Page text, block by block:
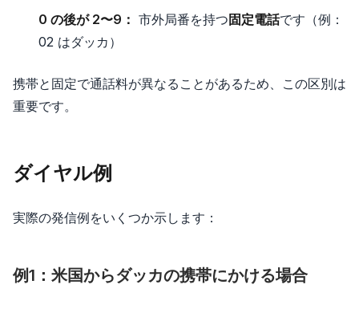
0 の後が 2〜9： 市外局番を持つ固定電話です（例：
02 はダッカ）
携帯と固定で通話料が異なることがあるため、この区別は
重要です。
ダイヤル例
実際の発信例をいくつか示します：
例1：米国からダッカの携帯にかける場合